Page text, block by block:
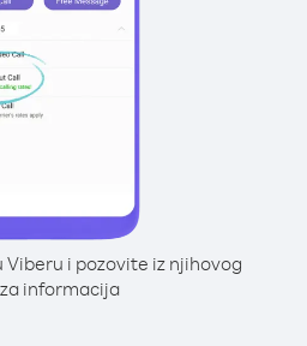
i pozovite iz njihovog
informacija